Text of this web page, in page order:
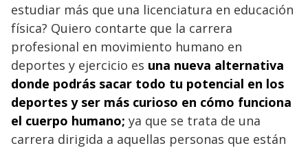
estudiar más que una licenciatura en educación
física? Quiero contarte que la carrera
profesional en movimiento humano en
deportes y ejercicio es una nueva alternativa
donde podrás sacar todo tu potencial en los
deportes y ser más curioso en cómo funciona
el cuerpo humano; ya que se trata de una
carrera dirigida a aquellas personas que están